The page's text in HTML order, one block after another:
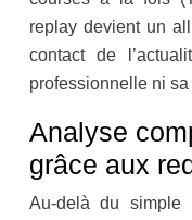
replay devient un
contact de
professionnelle ni
Analyse
grâce aux
Au-delà du simple